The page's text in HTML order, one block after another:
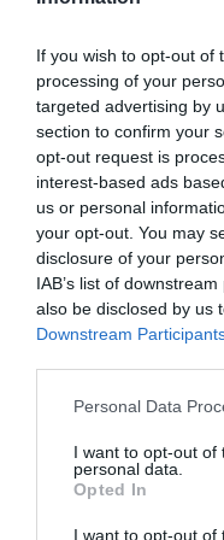
If you wish to opt-out of
processing of your
targeted advertising by
section to confirm your
opt-out request is
interest-based ads
us or personal
your opt-out. You may
disclosure of your
IAB’s list of
also be disclosed by us
Downstream
Personal Data
I want to opt-out of
personal data.
Opted In
I want to opt-out of
argint în valoare de
deșeuri, toate
24.500 de euro în
Anchetatorii
descoperit o
fusese niciodată
trebui să fie
Pentru anchetatori,
pe care Bassano C.
Alaltăieri, la ordinul
de euro.
Totul a început pe